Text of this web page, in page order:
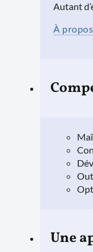
Autant
À propos
Une